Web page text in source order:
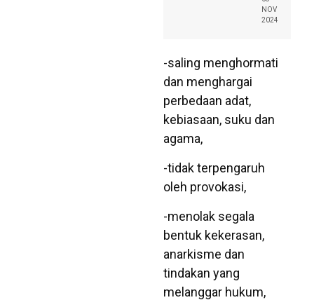
NOV
2024
-saling menghormati
dan menghargai
perbedaan adat,
kebiasaan, suku dan
agama,
-tidak terpengaruh
oleh provokasi,
-menolak segala
bentuk kekerasan,
anarkisme dan
tindakan yang
melanggar hukum,